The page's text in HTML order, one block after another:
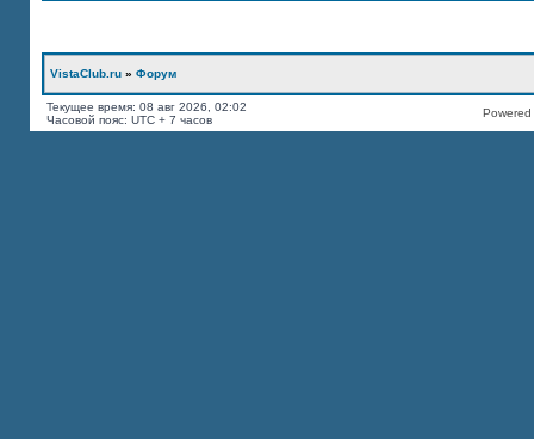
VistaClub.ru » Форум
Текущее время: 08 авг 2026, 02:02
Часовой пояс: UTC + 7 часов